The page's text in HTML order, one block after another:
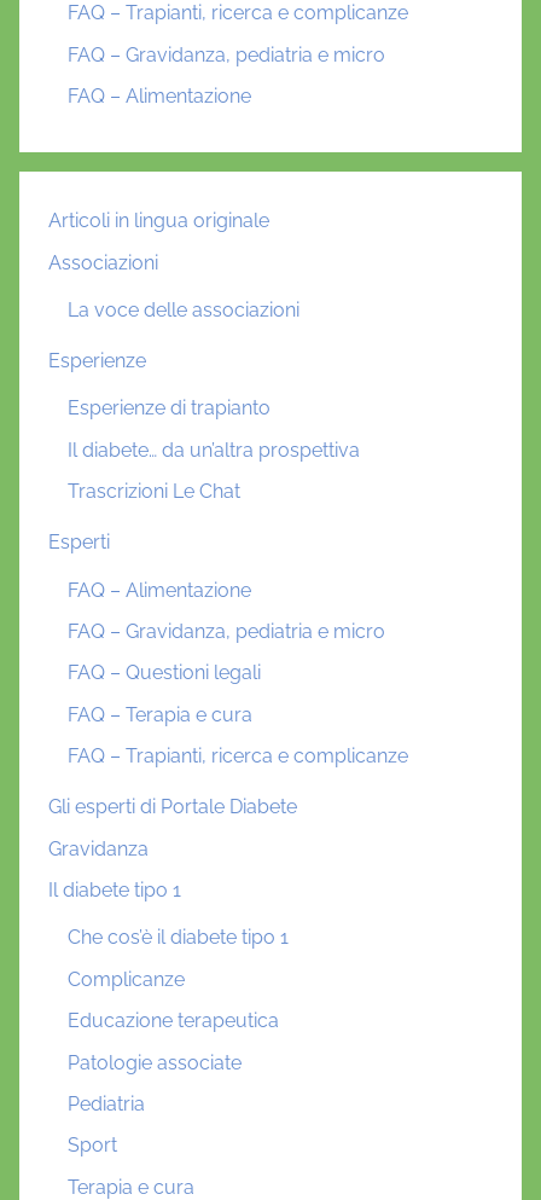
FAQ – Trapianti, ricerca e complicanze
FAQ – Gravidanza, pediatria e micro
FAQ – Alimentazione
Articoli in lingua originale
Associazioni
La voce delle associazioni
Esperienze
Esperienze di trapianto
Il diabete… da un’altra prospettiva
Trascrizioni Le Chat
Esperti
FAQ – Alimentazione
FAQ – Gravidanza, pediatria e micro
FAQ – Questioni legali
FAQ – Terapia e cura
FAQ – Trapianti, ricerca e complicanze
Gli esperti di Portale Diabete
Gravidanza
Il diabete tipo 1
Che cos’è il diabete tipo 1
Complicanze
Educazione terapeutica
Patologie associate
Pediatria
Sport
Terapia e cura